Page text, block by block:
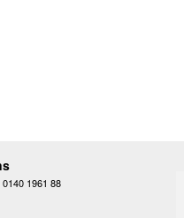
1961 88